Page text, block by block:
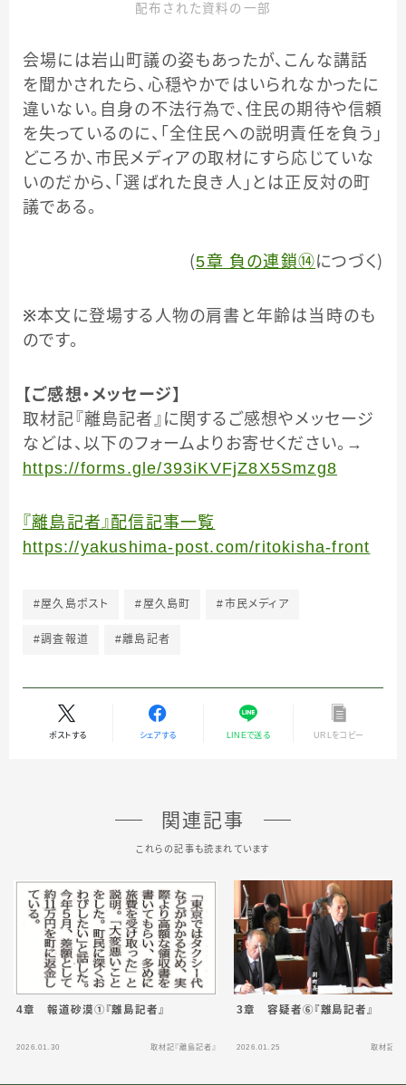
配布された資料の一部
会場には岩山町議の姿もあったが、こんな講話
を聞かされたら、心穏やかではいられなかったに
違いない。自身の不法行為で、住民の期待や信頼
を失っているのに、「全住民への説明責任を負う」
どころか、市民メディアの取材にすら応じていな
いのだから、「選ばれた良き人」とは正反対の町
議である。
（5章 負の連鎖⑭につづく）
※本文に登場する人物の肩書と年齢は当時のも
のです。
【ご感想・メッセージ】
取材記『離島記者』に関するご感想やメッセージ
などは、以下のフォームよりお寄せください。→
https://forms.gle/393iKVFjZ8X5Smzg8
『離島記者』配信記事一覧
https://yakushima-post.com/ritokisha-front
#屋久島ポスト #屋久島町 #市民メディア
#調査報道 #離島記者
ポストする シェアする LINEで送る URLをコピー
関連記事
これらの記事も読まれています
4章 報道砂漠①『離島記者』
2026.01.30 取材記『離島記者』
3章 容疑者⑥『離島記者』
2026.01.25 取材記『